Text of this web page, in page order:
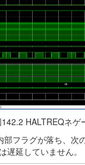
142.2 HALTREQネゲ
フラグが落ち、
延していません。